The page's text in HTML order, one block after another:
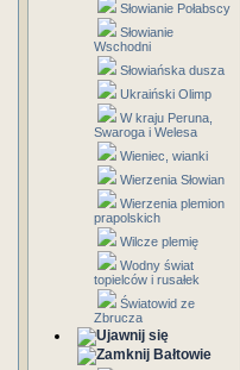
Słowianie Połabscy
Słowianie
Wschodni
Słowiańska dusza
Ukraiński Olimp
W kraju Peruna,
Swaroga i Welesa
Wieniec, wianki
Wierzenia Słowian
Wierzenia plemion
prapolskich
Wilcze plemię
Wodny świat
topielców i rusałek
Światowid ze
Zbrucza
Bałtowie